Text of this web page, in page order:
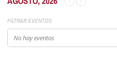
FILTRAR EVENTOS
No hay eventos